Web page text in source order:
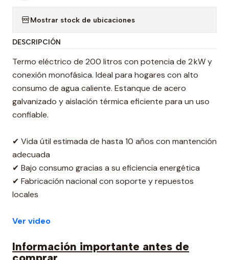
Mostrar stock de ubicaciones
DESCRIPCIÓN
Termo eléctrico de 200 litros con potencia de 2 kW y
conexión monofásica. Ideal para hogares con alto
consumo de agua caliente. Estanque de acero
galvanizado y aislación térmica eficiente para un uso
confiable.
✔ Vida útil estimada de hasta 10 años con mantención
adecuada
✔ Bajo consumo gracias a su eficiencia energética
✔ Fabricación nacional con soporte y repuestos
locales
Ver video
Información importante antes de